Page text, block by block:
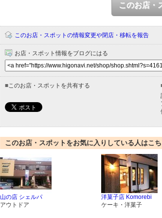
このお店・
このお店・スポットの情報変更や閉店・移転を報告
お店・スポット情報をブログにはる
■このお店・スポットを共有する
このお店・スポットをお気に入りしている人はこ
山の店 シェルパ
アウトドア
洋菓子店 Komorebi
ケーキ・洋菓子